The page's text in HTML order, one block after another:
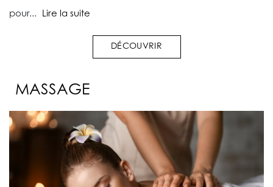
pour... Lire la suite
DÉCOUVRIR
MASSAGE